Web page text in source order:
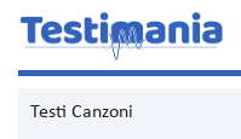
Testi Canzoni